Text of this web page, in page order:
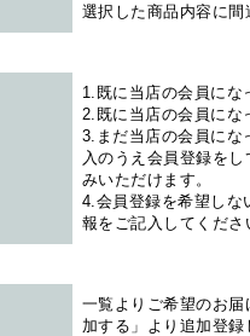
選択した商品内容に
1.既に当店の会員にな
2.既に当店の会員にな
3.まだ当店の会員にな
入のうえ会員登録を
みいただけます。
4.会員登録を希望しな
報をご記入してくださ
一覧よりご希望のお
加する」より追加登